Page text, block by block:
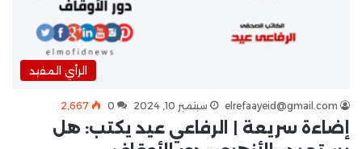
الرأي المفيد
elrefaayeid@gmail.com سبتمبر 10, 2024 0 2٬667
إضاءة سريعة | الرفاعي عيد يكتب: هل